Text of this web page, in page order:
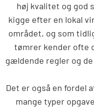
høj kvalitet og god
kigge efter en lokal
området, og som
tømrer kender ofte
gældende regler og
Det er også en fordel
mange typer